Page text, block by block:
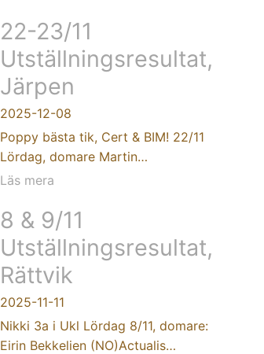
22-23/11
Utställningsresultat,
Järpen
2025-12-08
Poppy bästa tik, Cert & BIM! 22/11
Lördag, domare Martin…
Läs mera
8 & 9/11
Utställningsresultat,
Rättvik
2025-11-11
Nikki 3a i Ukl Lördag 8/11, domare:
Eirin Bekkelien (NO)Actualis…